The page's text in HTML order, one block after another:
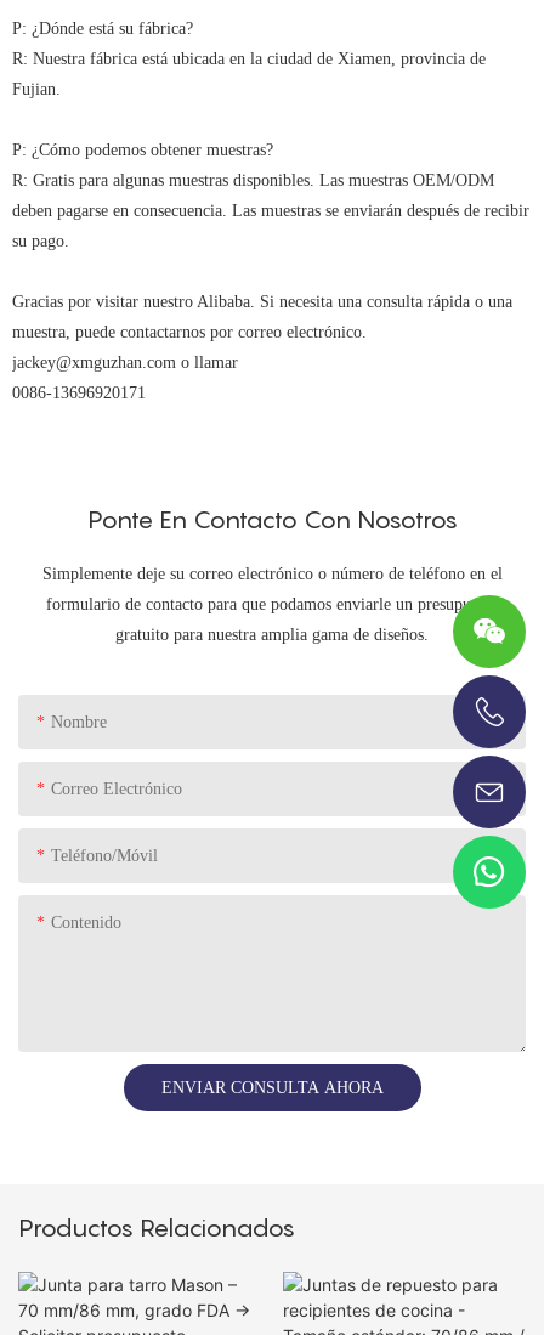
P: ¿Dónde está su fábrica?
R: Nuestra fábrica está ubicada en la ciudad de Xiamen, provincia de
Fujian.
P: ¿Cómo podemos obtener muestras?
R: Gratis para algunas muestras disponibles. Las muestras OEM/ODM
deben pagarse en consecuencia. Las muestras se enviarán después de recibir
su pago.
Gracias por visitar nuestro Alibaba. Si necesita una consulta rápida o una
muestra, puede contactarnos por correo electrónico.
jackey@xmguzhan.com o llamar
0086-13696920171
Ponte En Contacto Con Nosotros
Simplemente deje su correo electrónico o número de teléfono en el
formulario de contacto para que podamos enviarle un presupuesto
gratuito para nuestra amplia gama de diseños.
Nombre
Correo Electrónico
Teléfono/Móvil
Contenido
ENVIAR CONSULTA AHORA
Productos Relacionados